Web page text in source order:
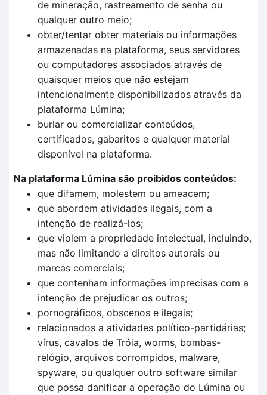
de mineração, rastreamento de senha ou
qualquer outro meio;
obter/tentar obter materiais ou informações
armazenadas na plataforma, seus servidores
ou computadores associados através de
quaisquer meios que não estejam
intencionalmente disponibilizados através da
plataforma Lúmina;
burlar ou comercializar conteúdos,
certificados, gabaritos e qualquer material
disponível na plataforma.
Na plataforma Lúmina são proibidos conteúdos:
que difamem, molestem ou ameacem;
que abordem atividades ilegais, com a
intenção de realizá-los;
que violem a propriedade intelectual, incluindo,
mas não limitando a direitos autorais ou
marcas comerciais;
que contenham informações imprecisas com a
intenção de prejudicar os outros;
pornográficos, obscenos e ilegais;
relacionados a atividades político-partidárias;
vírus, cavalos de Tróia, worms, bombas-
relógio, arquivos corrompidos, malware,
spyware, ou qualquer outro software similar
que possa danificar a operação do Lúmina ou